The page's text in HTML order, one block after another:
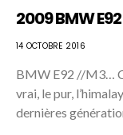
2009 BMW
14 OCTOBRE 2016
BMW E92 //M3…
vrai, le pur,
dernières